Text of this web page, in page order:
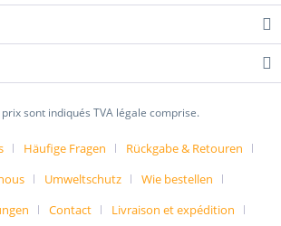
sont indiqués TVA légale comprise.
Häufige Fragen
Rückgabe & Retouren
Umweltschutz
Wie bestellen
Contact Livraison et expédition